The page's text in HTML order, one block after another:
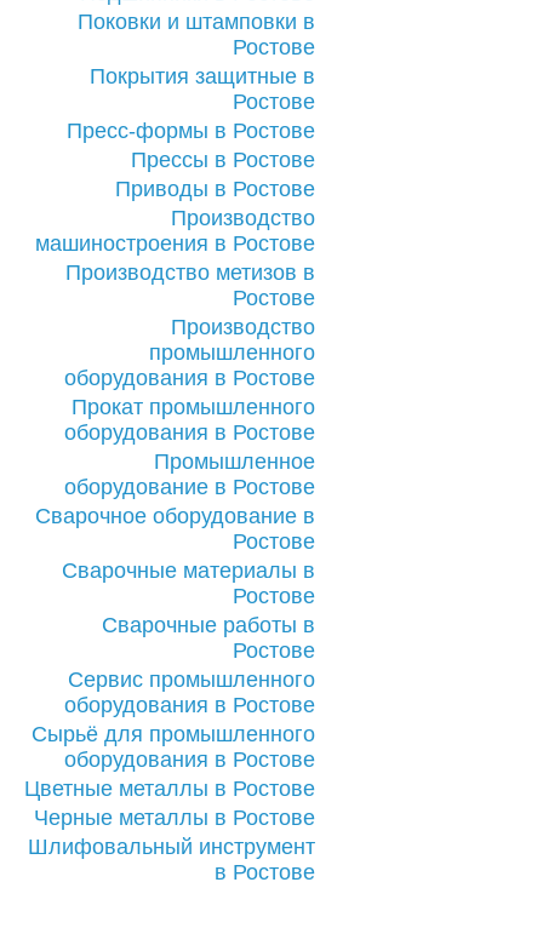
Поковки и штамповки в
Ростове
Покрытия защитные в
Ростове
Пресс-формы в Ростове
Прессы в Ростове
Приводы в Ростове
Производство
машиностроения в Ростове
Производство метизов в
Ростове
Производство
промышленного
оборудования в Ростове
Прокат промышленного
оборудования в Ростове
Промышленное
оборудование в Ростове
Сварочное оборудование в
Ростове
Сварочные материалы в
Ростове
Сварочные работы в
Ростове
Сервис промышленного
оборудования в Ростове
Сырьё для промышленного
оборудования в Ростове
Цветные металлы в Ростове
Черные металлы в Ростове
Шлифовальный инструмент
в Ростове